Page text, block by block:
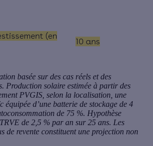
(en
10 ans
basée sur des cas réels et des
Production solaire estimée à partir des
PVGIS, selon la localisation, une
équipée d’une batterie de stockage de 4
de 75 %. Hypothèse
de 2,5 % par an sur 25 ans. Les
de revente constituent une projection non